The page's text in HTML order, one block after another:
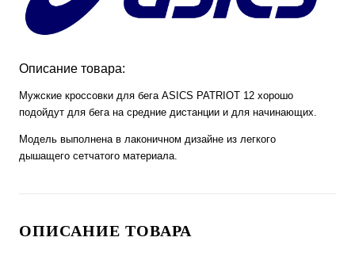
Описание товара:
Мужские кроссовки для бега ASICS PATRIOT 12 хорошо
подойдут для бега на средние дистанции и для начинающих.
Модель выполнена в лаконичном дизайне из легкого
дышащего сетчатого материала.
ОПИСАНИЕ ТОВАРА